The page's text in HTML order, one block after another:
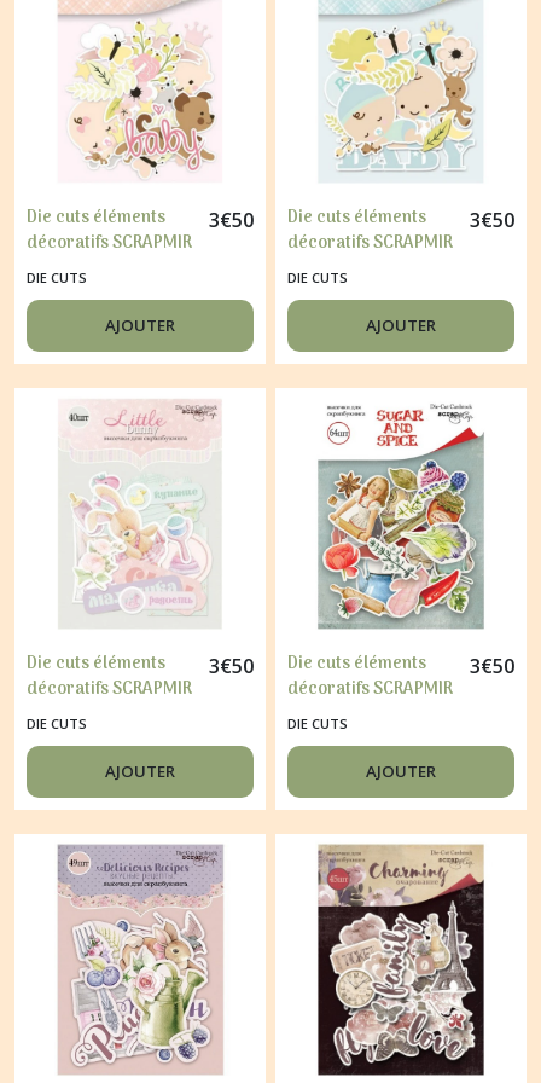
Die cuts éléments
décoratifs SCRAPMIR
58 pièces BABY DOLL
3€50
DIE CUTS
AJOUTER
Die cuts éléments
décoratifs SCRAPMIR
58 pièces SMILE
BABY
3€50
DIE CUTS
AJOUTER
Die cuts éléments
décoratifs SCRAPMIR
40 pièces LITTLE
BUNNY
3€50
DIE CUTS
AJOUTER
Die cuts éléments
décoratifs SCRAPMIR
64 pièces SUGAR AND
SPICE
3€50
DIE CUTS
AJOUTER